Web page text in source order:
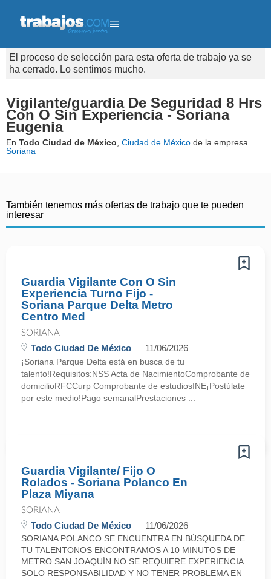
El proceso de selección para esta oferta de trabajo ya se
ha cerrado. Lo sentimos mucho.
Vigilante/guardia De Seguridad 8 Hrs
Con O Sin Experiencia - Soriana
Eugenia
En Todo Ciudad de México Ciudad de México de la empresa
Soriana
También tenemos más ofertas de trabajo que te pueden
interesar
Guardia Vigilante Con O Sin
Experiencia Turno Fijo -
Soriana Parque Delta Metro
Centro Med
SORIANA
Todo Ciudad De México 11/06/2026
¡Soriana Parque Delta está en busca de tu
talento!Requisitos:NSS Acta de NacimientoComprobante de
domicilioRFCCurp Comprobante de estudiosINE¡Postúlate
por este medio!Pago semanalPrestaciones ...
Guardia Vigilante/ Fijo O
Rolados - Soriana Polanco En
Plaza Miyana
SORIANA
Todo Ciudad De México 11/06/2026
SORIANA POLANCO SE ENCUENTRA EN BÚSQUEDA DE
TU TALENTONOS ENCONTRAMOS A 10 MINUTOS DE
METRO SAN JOAQUÍN NO SE REQUIERE EXPERIENCIA
SOLO RESPONSABILIDAD Y NO TENER PROBLEMA EN